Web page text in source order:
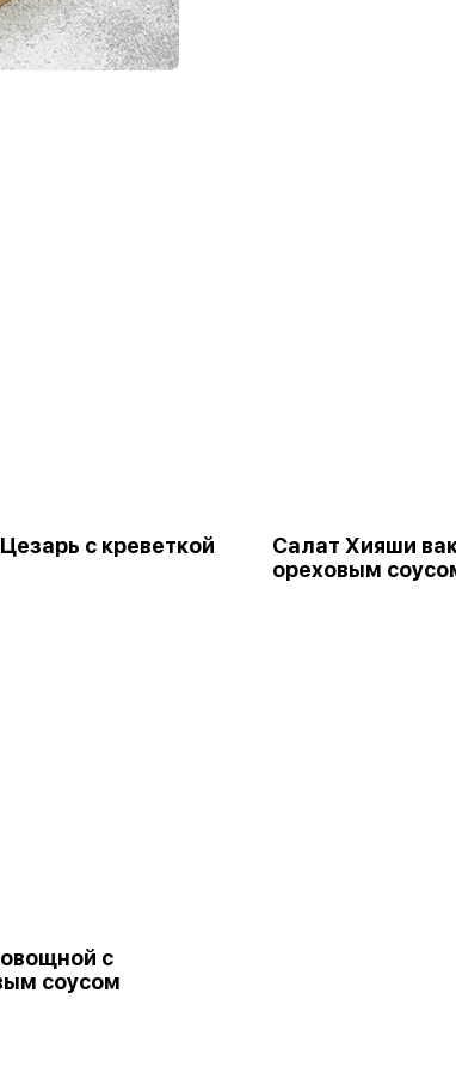
с креветкой
Салат Хияши
ореховым
с
соусом